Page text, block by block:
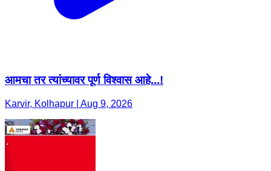
आमचा तर त्यांच्यावर पूर्ण विश्वास आहे...!
Karvir, Kolhapur | Aug 9, 2026